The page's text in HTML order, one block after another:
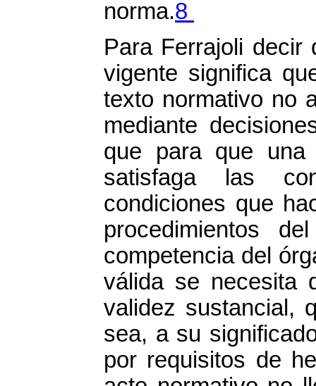
norma.8
Para Ferrajoli decir
vigente significa
texto normativo no
mediante
que para que una
satisfaga las
condiciones que
procedimientos
competencia del
válida se necesita
validez sustancial,
sea, a su
por requisitos de